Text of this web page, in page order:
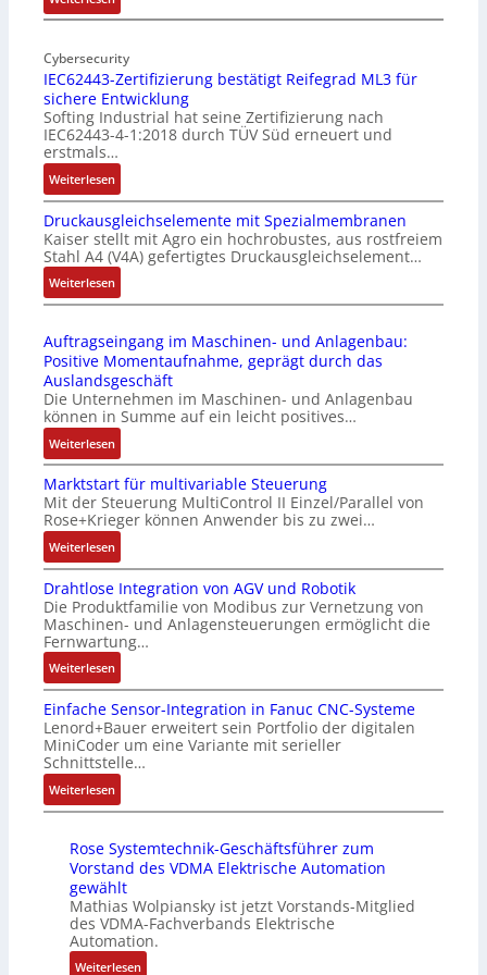
-
n
d
u
s
t
r
i
e
-
P
C
l
ä
s
t
s
i
c
h
f
l
e
x
i
b
e
l
f
ü
r
i
e
A
n
w
n
d
u
n
g
k
o
M
b
i
l
f
u
n
k
m
o
d
u
l
e
r
i
n
g
e
n
G
u
n
d
5
G
a
u
d
n
R
a
p
e
r
r
y
P
i
Cybersecurity
IEC62443-Zertifizierung bestätigt Reifegrad ML3 für
sichere Entwicklung
Softing Industrial hat seine Zertifizierung nach
IEC62443-4-1:2018 durch TÜV Süd erneuert und
erstmals…
Weiterlesen:
I
E
6
2
4
3
-
Z
e
r
t
i
f
i
z
i
e
u
n
g
b
e
s
t
ä
t
i
R
e
i
f
e
g
Druckausgleichselemente mit Spezialmembranen
Kaiser stellt mit Agro ein hochrobustes, aus rostfreiem
Stahl A4 (V4A) gefertigtes Druckausgleichselement…
Weiterlesen:
D
u
c
k
a
u
s
g
l
e
i
c
h
e
l
e
m
e
n
t
e
m
i
S
p
e
z
i
a
l
Auftragseingang im Maschinen- und Anlagenbau:
Positive Momentaufnahme, geprägt durch das
Auslandsgeschäft
Die Unternehmen im Maschinen- und Anlagenbau
können in Summe auf ein leicht positives…
Weiterlesen:
A
u
f
t
r
a
g
s
e
i
n
g
a
n
g
i
m
M
s
c
h
i
n
Marktstart für multivariable Steuerung
Mit der Steuerung MultiControl II Einzel/Parallel von
Rose+Krieger können Anwender bis zu zwei…
Weiterlesen:
M
a
r
k
t
s
t
a
r
t
f
ü
r
u
l
t
i
v
a
Drahtlose Integration von AGV und Robotik
Die Produktfamilie von Modibus zur Vernetzung von
Maschinen- und Anlagensteuerungen ermöglicht die
Fernwartung…
Weiterlesen:
D
r
a
h
t
l
o
e
I
n
t
e
g
Einfache Sensor-Integration in Fanuc CNC-Systeme
Lenord+Bauer erweitert sein Portfolio der digitalen
MiniCoder um eine Variante mit serieller
Schnittstelle…
Weiterlesen:
E
n
f
a
c
h
e
Rose Systemtechnik-Geschäftsführer zum
Vorstand des VDMA Elektrische Automation
gewählt
Mathias Wolpiansky ist jetzt Vorstands-Mitglied
des VDMA-Fachverbands Elektrische
Automation.
Weiterlesen: